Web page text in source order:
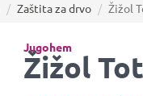
Zaštita za drvo Žižol
Jugohem
Žižol